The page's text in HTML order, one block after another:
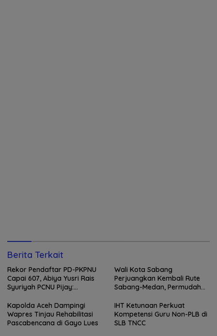
Berita Terkait
Rekor Pendaftar PD-PKPNU
Capai 607, Abiya Yusri Rais
Syuriyah PCNU Pijay:
Jantung Jam’iyah
Wali Kota Sabang
Perjuangkan Kembali Rute
Sabang-Medan, Permudah
Weh
Kapolda Aceh Dampingi
Wapres Tinjau Rehabilitasi
Pascabencana di Gayo Lues
IHT Ketunaan Perkuat
Kompetensi Guru Non-PLB di
SLB TNCC